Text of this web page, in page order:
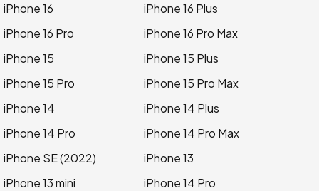
iPhone 16
iPhone 16 Plus
iPhone 16 Pro
iPhone 16 Pro Max
iPhone 15
iPhone 15 Plus
iPhone 15 Pro
iPhone 15 Pro Max
iPhone 14
iPhone 14 Plus
iPhone 14 Pro
iPhone 14 Pro Max
iPhone SE (2022)
iPhone 13
iPhone 13 mini
iPhone 14 Pro